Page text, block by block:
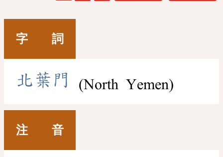
字 詞
北葉 門 (North Yemen)
注 音